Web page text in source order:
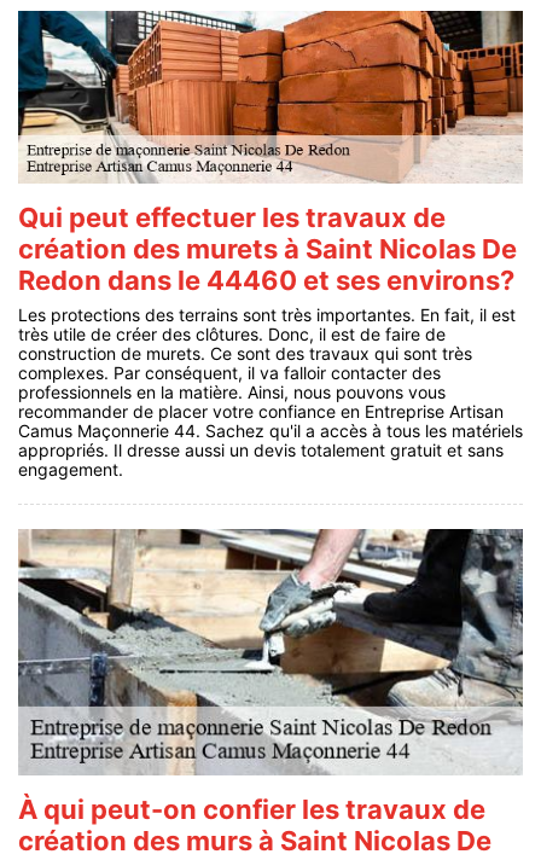
Qui peut effectuer les travaux de
création des murets à Saint Nicolas De
Redon dans le 44460 et ses environs?
Les protections des terrains sont très importantes. En fait, il est
très utile de créer des clôtures. Donc, il est de faire de
construction de murets. Ce sont des travaux qui sont très
complexes. Par conséquent, il va falloir contacter des
professionnels en la matière. Ainsi, nous pouvons vous
recommander de placer votre confiance en Entreprise Artisan
Camus Maçonnerie 44. Sachez qu'il a accès à tous les matériels
appropriés. Il dresse aussi un devis totalement gratuit et sans
engagement.
À qui peut-on confier les travaux de
création des murs à Saint Nicolas De